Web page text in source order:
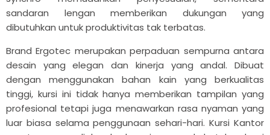
sandaran lengan memberikan dukungan yang
dibutuhkan untuk produktivitas tak terbatas.
Brand Ergotec merupakan perpaduan sempurna antara
desain yang elegan dan kinerja yang andal. Dibuat
dengan menggunakan bahan kain yang berkualitas
tinggi, kursi ini tidak hanya memberikan tampilan yang
profesional tetapi juga menawarkan rasa nyaman yang
luar biasa selama penggunaan sehari-hari. Kursi Kantor